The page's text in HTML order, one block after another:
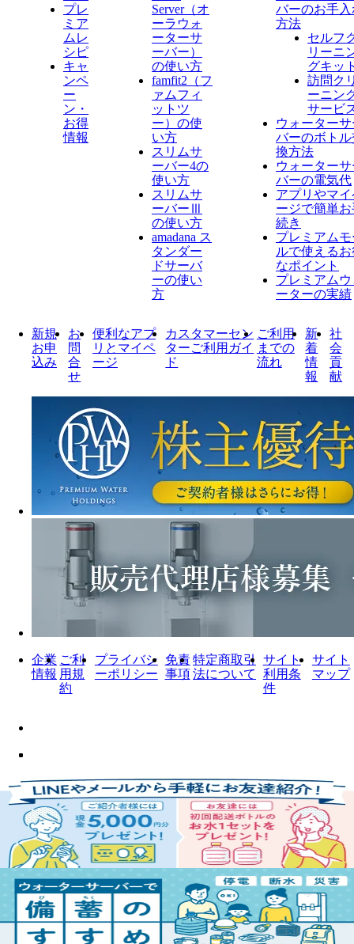
プレ
ミア
ムレ
シピ
キャ
ンペ
ー
ン・
お得
情報
Server​（オ
ーラウォ
ーターサ
ーバー）
の使い方
famfit2（フ
ァムフィ
ットツ
ー）の使
い方
スリムサ
ーバー4の
使い方
スリムサ
ーバーⅢ
の使い方
amadana ス
タンダー
ドサーバ
ーの使い
方
バーのお手入
方法
セルフ
リーニ
グキッ
訪問ク
ーニン
サービ
ウォーター
バーのボトル
換方法
ウォーター
バーの電気代
アプリやマイ
ージで簡単お
続き
プレミアムモ
ルで使える
なポイント
プレミアムウ
ーターの実績
新規
お申
込み
お
問
合
せ
便利なアプ
リとマイペ
ージ
カスタマーセン
ターご利用ガイ
ド
ご利用
までの
流れ
新
着
情
報
社
会
貢
献
企業
情報
ご利
用規
約
プライバシ
ーポリシー
免責
事項
特定商取引
法について
サイト
利用条
件
サイト
マップ